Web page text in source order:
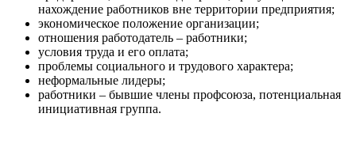
нахождение работников вне территории предприятия;
экономическое положение организации;
отношения работодатель – работники;
условия труда и его оплата;
проблемы социального и трудового характера;
неформальные лидеры;
работники – бывшие члены профсоюза, потенциальная
инициативная группа.